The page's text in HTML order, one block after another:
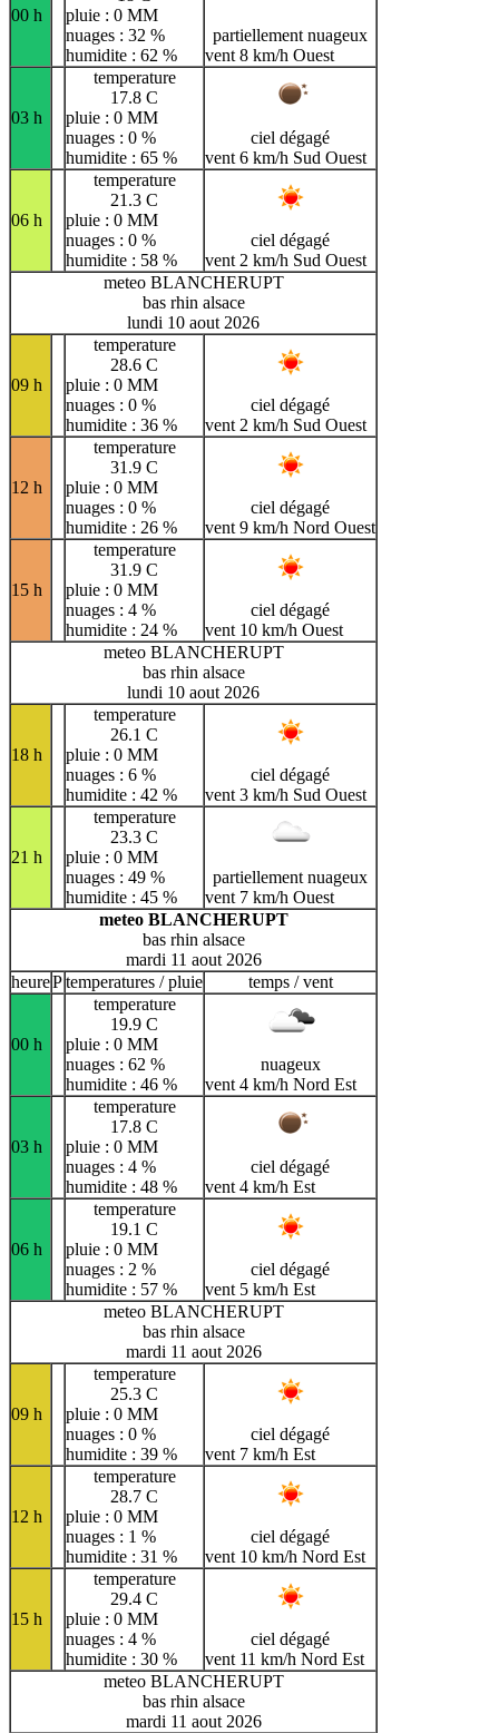
00 h
pluie : 0 MM
nuages : 32 %
humidite : 62 %
partiellement nuageux
vent 8 km/h Ouest
03 h
temperature
17.8 C
pluie : 0 MM
nuages : 0 %
humidite : 65 %
ciel dégagé
vent 6 km/h Sud Ouest
06 h
temperature
21.3 C
pluie : 0 MM
nuages : 0 %
humidite : 58 %
ciel dégagé
vent 2 km/h Sud Ouest
meteo BLANCHERUPT
bas rhin alsace
lundi 10 aout 2026
09 h
temperature
28.6 C
pluie : 0 MM
nuages : 0 %
humidite : 36 %
ciel dégagé
vent 2 km/h Sud Ouest
12 h
temperature
31.9 C
pluie : 0 MM
nuages : 0 %
humidite : 26 %
ciel dégagé
vent 9 km/h Nord Ouest
15 h
temperature
31.9 C
pluie : 0 MM
nuages : 4 %
humidite : 24 %
ciel dégagé
vent 10 km/h Ouest
meteo BLANCHERUPT
bas rhin alsace
lundi 10 aout 2026
18 h
temperature
26.1 C
pluie : 0 MM
nuages : 6 %
humidite : 42 %
ciel dégagé
vent 3 km/h Sud Ouest
21 h
temperature
23.3 C
pluie : 0 MM
nuages : 49 %
humidite : 45 %
partiellement nuageux
vent 7 km/h Ouest
meteo BLANCHERUPT
bas rhin alsace
mardi 11 aout 2026
heurePtemperatures / pluie temps / vent
00 h
temperature
19.9 C
pluie : 0 MM
nuages : 62 %
humidite : 46 %
nuageux
vent 4 km/h Nord Est
03 h
temperature
17.8 C
pluie : 0 MM
nuages : 4 %
humidite : 48 %
ciel dégagé
vent 4 km/h Est
06 h
temperature
19.1 C
pluie : 0 MM
nuages : 2 %
humidite : 57 %
ciel dégagé
vent 5 km/h Est
meteo BLANCHERUPT
bas rhin alsace
mardi 11 aout 2026
09 h
temperature
25.3 C
pluie : 0 MM
nuages : 0 %
humidite : 39 %
ciel dégagé
vent 7 km/h Est
12 h
temperature
28.7 C
pluie : 0 MM
nuages : 1 %
humidite : 31 %
ciel dégagé
vent 10 km/h Nord Est
15 h
temperature
29.4 C
pluie : 0 MM
nuages : 4 %
humidite : 30 %
ciel dégagé
vent 11 km/h Nord Est
meteo BLANCHERUPT
bas rhin alsace
mardi 11 aout 2026